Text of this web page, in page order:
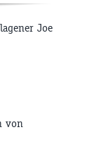
Joe
von